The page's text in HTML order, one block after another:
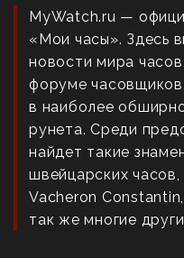
MyWatch.ru —
«Мои часы». Здесь
новости мира
форуме
в наиболее
рунета. Среди
найдет такие
швейцарских
Vacheron
так же многие